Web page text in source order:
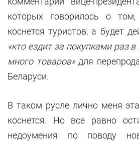
которых говорилось о
коснется туристов, а будет
«кто ездит за покупками раз
много товаров»для
Беларуси.
В таком русле лично меня
коснется. Но все равно
недоумения по поводу